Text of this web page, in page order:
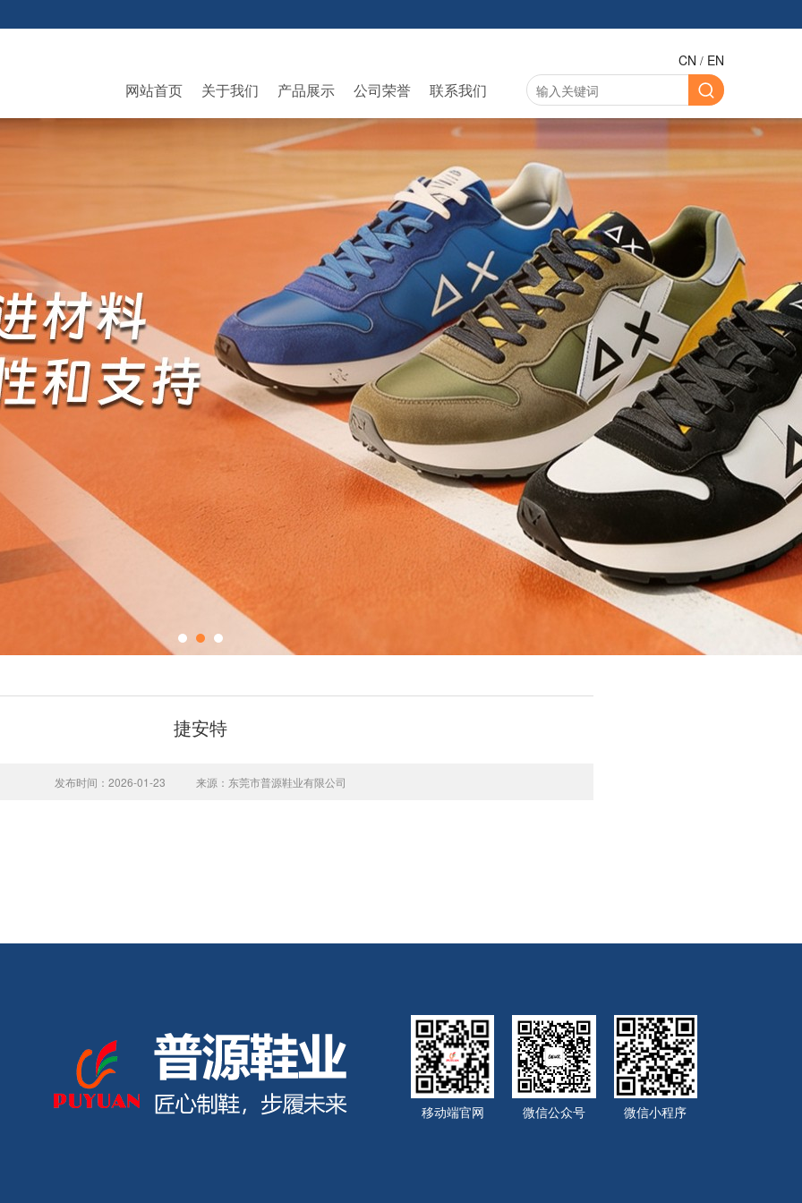
CN / EN
网站首页 关于我们 产品展示 公司荣誉 联系我们
捷安特
发布时间：2026-01-23 来源：东莞市普源鞋业有限公司
移动端官网 微信公众号 微信小程序